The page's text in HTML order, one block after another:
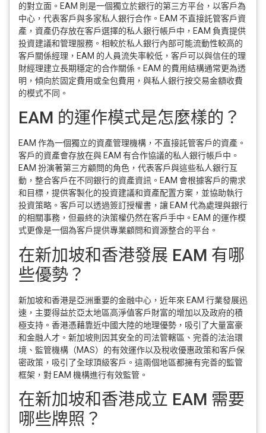
的對立面。EAM 則是一個獨立於銀行的第三方平台，以客戶為
中心，代表客戶與多家私人銀行合作。EAM 不直接託管客戶資
產，資產仍存放在客戶選擇的私人銀行帳戶中，EAM 負責提供
投資建議和管理服務。相較於私人銀行內部可能流動性較高的
客戶關係經理，EAM 的人員流失率較低，客戶可以與信任的理
財經理建立長期穩定的合作關係。EAM 的費用結構通常更為透
明，傾向於固定費用或全包費用，與私人銀行按交易金額收費
的模式不同。
EAM 的運作模式是怎麼樣的？
EAM 作為一個獨立的資產管理機構，不直接託管客戶的資產。
客戶的資產會存放在與 EAM 有合作協議的私人銀行帳戶中。
EAM 扮演著第三方顧問的角色，代表客戶與這些私人銀行互
動，整合客戶在不同銀行的資產資訊。EAM 會根據客戶的需求
和目標，提供客製化的投資建議和資產配置方案，並協助執行
投資策略。客戶可以透過簽訂授權書，讓 EAM 代為處理與銀行
的相關事務，但最終的決策權仍然在客戶手中。EAM 的運作模
式更像是一個為客戶提供專業顧問和資源整合的平台。
在新加坡和香港發展 EAM 有哪
些優勢？
新加坡和香港是亞洲重要的金融中心，近年來 EAM 行業發展迅
速，主要得益於亞太地區高淨值客戶財富的增加以及政府的積
極支持。香港憑藉靠近中國大陸的地理優勢，吸引了大量富豪
和金融人才。新加坡則因其安全的司法管轄區、完善的法治環
境、監管機構（MAS）的有效運作以及稅收優惠政策和客戶保
密政策，吸引了全球頂級客戶。這兩個地區都擁有完善的監管
框架，對 EAM 機構進行有效監管。
在新加坡和香港成立 EAM 需要
哪些牌照？